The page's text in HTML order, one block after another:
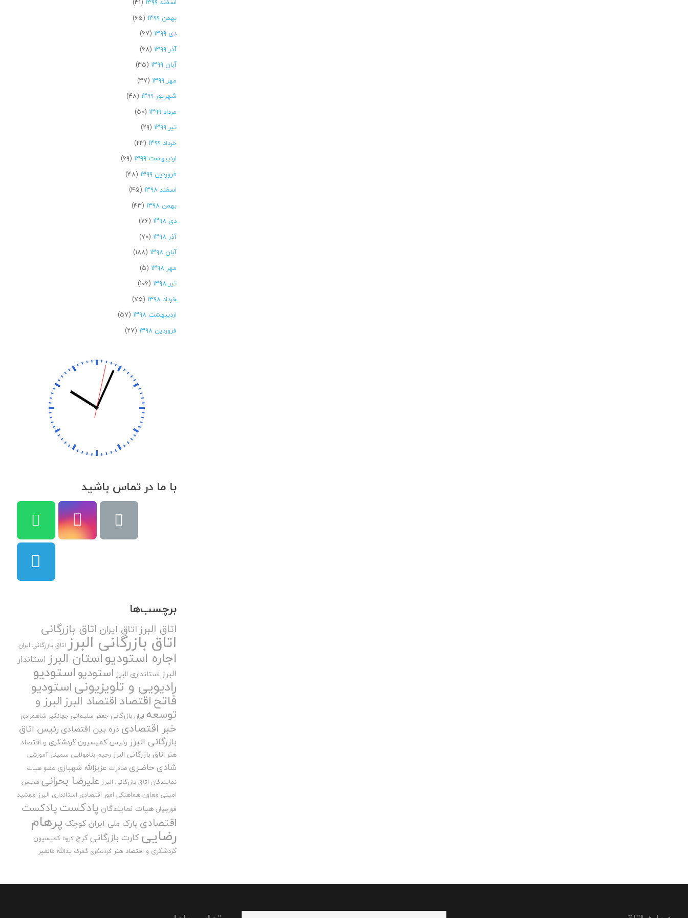
بهمن ۱۳۹۹
(۶۵)
دی ۱۳۹۹
(۶۷)
آذر ۱۳۹۹
(۶۸)
آبان ۱۳۹۹
(۳۵)
مهر ۱۳۹۹
(۳۷)
شهریور ۱۳۹۹
(۴۸)
مرداد ۱۳۹۹
(۵۰)
تیر ۱۳۹۹
(۲۹)
خرداد ۱۳۹۹
(۲۳)
اردیبهشت ۱۳۹۹
(۶۹)
فروردین ۱۳۹۹
(۴۸)
اسفند ۱۳۹۸
(۴۵)
بهمن ۱۳۹۸
(۴۳)
دی ۱۳۹۸
(۷۶)
آذر ۱۳۹۸
(۷۰)
آبان ۱۳۹۸
(۱۸۸)
مهر ۱۳۹۸
(۵)
تیر ۱۳۹۸
(۱۰۶)
خرداد ۱۳۹۸
(۷۵)
اردیبهشت ۱۳۹۸
(۵۷)
فروردین ۱۳۹۸
(۲۷)
با ما در تماس باشید
برچسب‌ها
اتاق البرزاتاق ایران اتاق بازرگانی
اتاق بازرگانی البرز اتاق بازرگانی ایران
اجاره استودیواستان البرز استاندار
البرز استانداری البرز استودیواستودیو
رادیویی و تلویزیونیاستودیو
فاتحاقتصاداقتصاد البرزالبرز و
توسعه ایران بازرگانی جعفر سلیمانی جهانگیر شاهمرادی
خبر اقتصادی ذره بین اقتصادی رئیس اتاق
بازرگانی البرز رئیس کمیسیون گردشگری و اقتصاد
هنر اتاق بازرگانی البرز رحیم بنامولایی سمینار آموزشی
شادی حاضری صادرات عزیزالله شهبازی عضو هیات
نمایندگان اتاق بازرگانی البرز علیرضا بحرانی محسن
امینی معاون هماهنگی امور اقتصادی استانداری البرز مهشید
قورچیان هیات نمایندگان پادکستپادکست
اقتصادی پارک ملی ایران کوچک پرهام
رضاییکارت بازرگانیکرج کرونا کمیسیون
گردشگری و اقتصاد هنر گردشگری گمرک یدالله مالمیر